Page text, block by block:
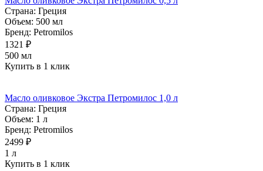
Страна: Греция
Объем: 500 мл
Бренд: Petromilos
1321 ₽
500 мл
Купить в 1 клик
Масло оливковое Экстра Петромилос 1,0 л
Страна: Греция
Объем: 1 л
Бренд: Petromilos
2499 ₽
1 л
Купить в 1 клик